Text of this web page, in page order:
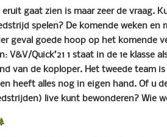
gaat zien is maar zeer de vraag.
spelen? De komende weken en
geval goede hoop op het komende
V&V/Quick’21 1 staat in de 1e klasse
van de koploper. Het tweede team
heeft alles nog in eigen hand. Of u
live kunt bewonderen? Wie